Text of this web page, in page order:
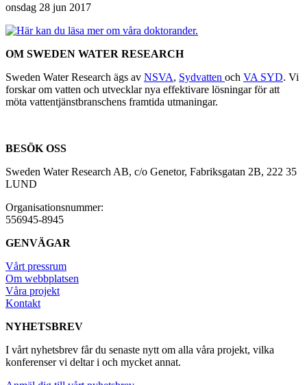
onsdag 28 jun 2017
OM SWEDEN WATER RESEARCH
Sweden Water Research ägs av NSVA, Sydvatten och VA SYD. Vi
forskar om vatten och utvecklar nya effektivare lösningar för att
möta vattentjänstbranschens framtida utmaningar.
BESÖK OSS
Sweden Water Research AB, c/o Genetor, Fabriksgatan 2B, 222 35
LUND
Organisationsnummer:
556945-8945
GENVÄGAR
Vårt pressrum
Om webbplatsen
Våra projekt
Kontakt
NYHETSBREV
I vårt nyhetsbrev får du senaste nytt om alla våra projekt, vilka
konferenser vi deltar i och mycket annat.